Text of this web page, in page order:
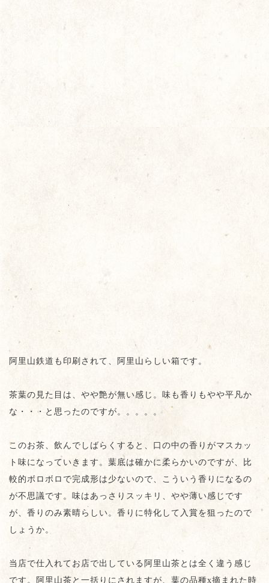
阿里山鉄道も印刷されて、阿里山らしい箱です。
茶葉の見た目は、やや艶が無い感じ。味も香りもやや平凡か
な・・・と思ったのですが。。。。。
このお茶、飲んでしばらくすると、口の中の香りがマスカッ
ト味になっていきます。葉底は確かに柔らかいのですが、比
較的ボロボロで完成形は少ないので、こういう香りになるの
が不思議です。味はあっさりスッキリ、やや薄い感じです
が、香りのみ素晴らしい。香りに特化して入賞を狙ったので
しょうか。
当店で仕入れてお店で出している阿里山茶とは全く違う感じ
です。阿里山茶と一括りにされますが、葉の品種x摘まれた時